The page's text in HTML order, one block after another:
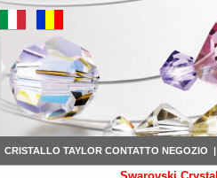
CRISTALLO TAYLOR CONTATTO NEGOZIO